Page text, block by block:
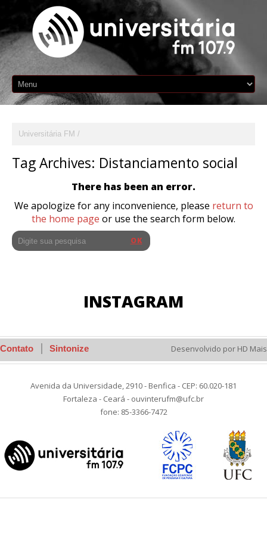
Universitária FM
Tag Archives: Distanciamento social
There has been an error.
We apologize for any inconvenience, please return to
the home page or use the search form below.
INSTAGRAM
Contato Sintonize Desenvolvido por HD Mais
Avenida da Universidade, 2910 - Benfica - CEP: 60.020-181
Fortaleza - Ceará - ouvinterufm@ufc.br
fone: 85-3366-7472